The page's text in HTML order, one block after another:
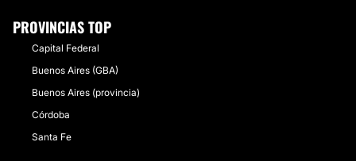
PROVINCIAS TOP
Capital Federal
Buenos Aires (GBA)
Buenos Aires (provincia)
Córdoba
Santa Fe